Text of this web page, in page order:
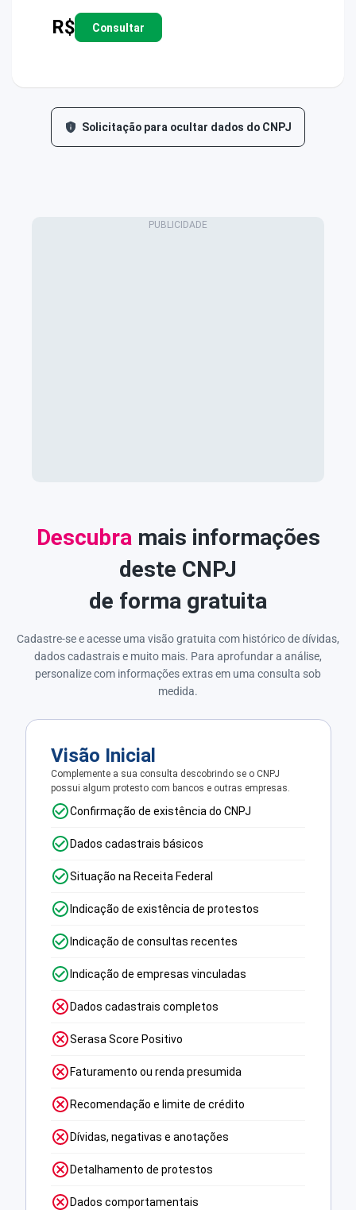
R$ Consultar
Solicitação para ocultar dados do CNPJ
Descubra mais informações
deste CNPJ
de forma gratuita
Cadastre-se e acesse uma visão gratuita com histórico de dívidas,
dados cadastrais e muito mais. Para aprofundar a análise,
personalize com informações extras em uma consulta sob
medida.
Visão Inicial
Complemente a sua consulta descobrindo se o CNPJ
possui algum protesto com bancos e outras empresas.
Confirmação de existência do CNPJ
Dados cadastrais básicos
Situação na Receita Federal
Indicação de existência de protestos
Indicação de consultas recentes
Indicação de empresas vinculadas
Dados cadastrais completos
Serasa Score Positivo
Faturamento ou renda presumida
Recomendação e limite de crédito
Dívidas, negativas e anotações
Detalhamento de protestos
Dados comportamentais